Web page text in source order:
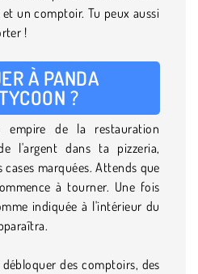
un comptoir. Tu peux aussi
!
À PANDA
?
empire de la restauration
l'argent dans ta pizzeria,
marquées. Attends que
à tourner. Une fois
indiquée à l'intérieur du
des comptoirs, des